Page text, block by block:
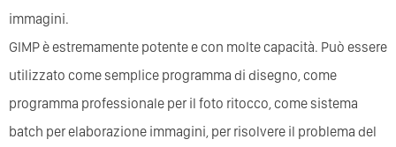
immagini.
GIMP è estremamente potente e con molte capacità. Può essere
utilizzato come semplice programma di disegno, come
programma professionale per il foto ritocco, come sistema
batch per elaborazione immagini, per risolvere il problema del